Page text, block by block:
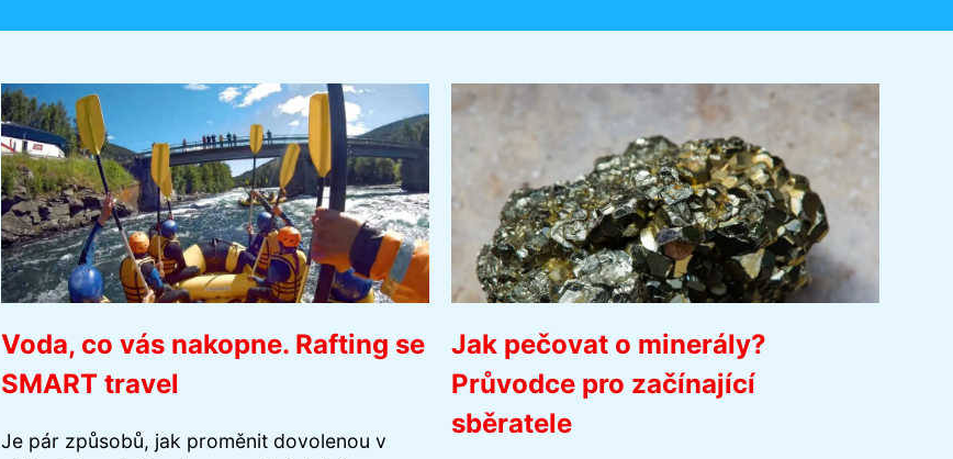
Voda, co vás nakopne. Rafting se
SMART travel
Je pár způsobů, jak proměnit dovolenou v
Jak pečovat o minerály?
Průvodce pro začínající
sběratele